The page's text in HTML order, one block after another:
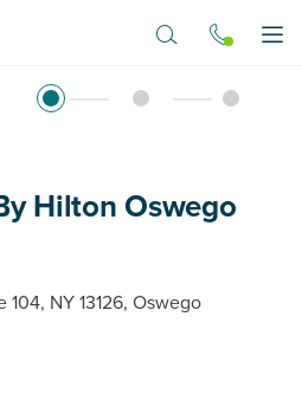
Hilton Oswego
NY 13126, Oswego